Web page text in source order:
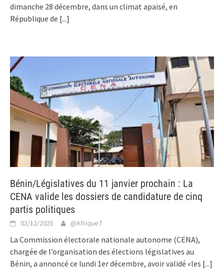
dimanche 28 décembre, dans un climat apaisé, en
République de [...]
Bénin/Législatives du 11 janvier prochain : La
CENA valide les dossiers de candidature de cinq
partis politiques
02/12/2025 @Afrique7
La Commission électorale nationale autonome (CENA),
chargée de l’organisation des élections législatives au
Bénin, a annoncé ce lundi 1er décembre, avoir validé «les [...]